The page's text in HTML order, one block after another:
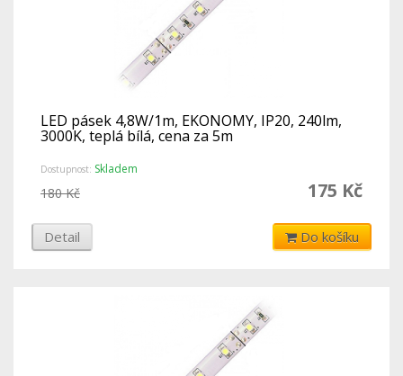
LED pásek 4,8W/1m, EKONOMY, IP20, 240lm,
3000K, teplá bílá, cena za 5m
Dostupnost: Skladem
175 Kč
180 Kč
Detail Do košíku